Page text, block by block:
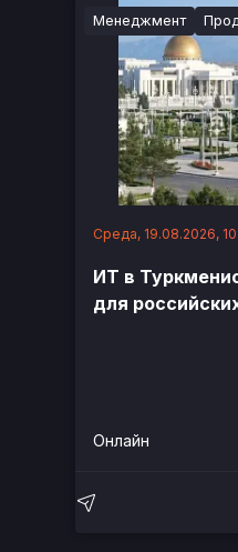
Менеджмент
Среда, 19.08.2026,
ИТ в
для
Онлайн